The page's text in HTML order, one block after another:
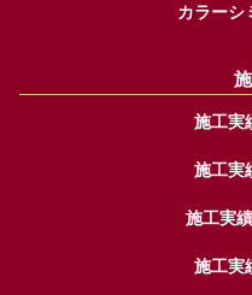
カラーシ
施工実
施工実
施工実
施工実